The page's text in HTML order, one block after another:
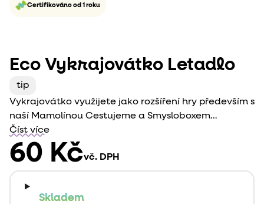
Certifikováno od 1 roku
Eco Vykrajovátko Letadlo
tip
Vykrajovátko využijete jako rozšíření hry především s
naší Mamolínou Cestujeme a Smysloboxem
Doprava
motoriku a slovní zásobu.
Číst více
60 Kčvč. DPH
Skladem